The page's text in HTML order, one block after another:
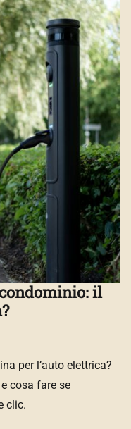
il
per l’auto elettrica?
cosa fare se
clic.